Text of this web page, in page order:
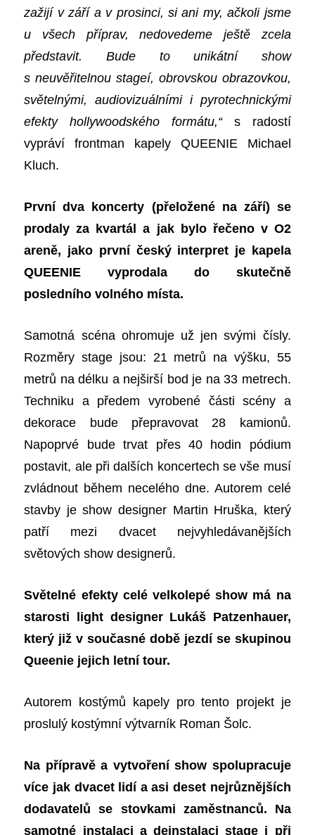
zažijí v září a v prosinci, si ani my, ačkoli jsme
u všech příprav, nedovedeme ještě zcela
představit. Bude to unikátní show
s neuvěřitelnou stageí, obrovskou obrazovkou,
světelnými, audiovizuálními i pyrotechnickými
efekty hollywoodského formátu,“s radostí
vypráví frontman kapely QUEENIE Michael
Kluch.
První dva koncerty (přeložené na září) se
prodaly za kvartál a jak bylo řečeno v O2
areně, jako první český interpret je kapela
QUEENIE vyprodala do skutečně
posledního volného místa.
Samotná scéna ohromuje už jen svými čísly.
Rozměry stage jsou: 21 metrů na výšku, 55
metrů na délku a nejširší bod je na 33 metrech.
Techniku a předem vyrobené části scény a
dekorace bude přepravovat 28 kamionů.
Napoprvé bude trvat přes 40 hodin pódium
postavit, ale při dalších koncertech se vše musí
zvládnout během necelého dne. Autorem celé
stavby je show designer Martin Hruška, který
patří mezi dvacet nejvyhledávanějších
světových show designerů.
Světelné efekty celé velkolepé show má na
starosti light designer Lukáš Patzenhauer,
který již v současné době jezdí se skupinou
Queenie jejich letní tour.
Autorem kostýmů kapely pro tento projekt je
proslulý kostýmní výtvarník Roman Šolc.
Na přípravě a vytvoření show spolupracuje
více jak dvacet lidí a asi deset nejrůznějších
dodavatelů se stovkami zaměstnanců. Na
samotné instalaci a deinstalaci stage i při